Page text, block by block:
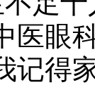
医眼
记得